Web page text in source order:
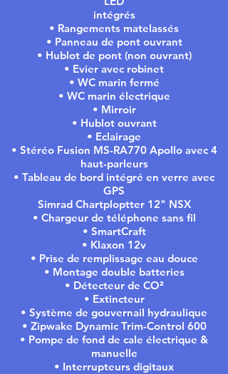
intégrés
• Rangements matelassés
• Panneau de pont ouvrant
• Hublot de pont (non ouvrant)
• Evier avec robinet
• WC marin fermé
• WC marin électrique
• Mirroir
• Hublot ouvrant
• Eclairage
• Stéréo Fusion MS-RA770 Apollo avec 4
haut-parleurs
• Tableau de bord intégré en verre avec
GPS
Simrad Chartploptter 12" NSX
• Chargeur de téléphone sans fil
• SmartCraft
• Klaxon 12v
• Prise de remplissage eau douce
• Montage double batteries
• Détecteur de CO²
• Extincteur
• Système de gouvernail hydraulique
• Zipwake Dynamic Trim-Control 600
• Pompe de fond de cale électrique &
manuelle
• Interrupteurs digitaux